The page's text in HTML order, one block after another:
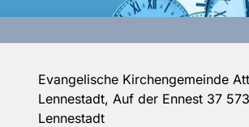
Evangelische Kirchengemeinde
Lennestadt, Auf der Ennest 37
Lennestadt